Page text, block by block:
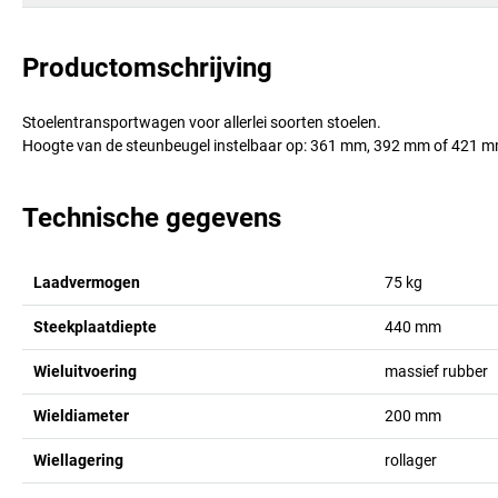
Productomschrijving
Stoelentransportwagen voor allerlei soorten stoelen.
Hoogte van de steunbeugel instelbaar op: 361 mm, 392 mm of 421
Technische gegevens
Laadvermogen 75 kg
Steekplaatdiepte 440 mm
Wieluitvoering massief rubber
Wieldiameter 200 mm
Wiellagering rollager